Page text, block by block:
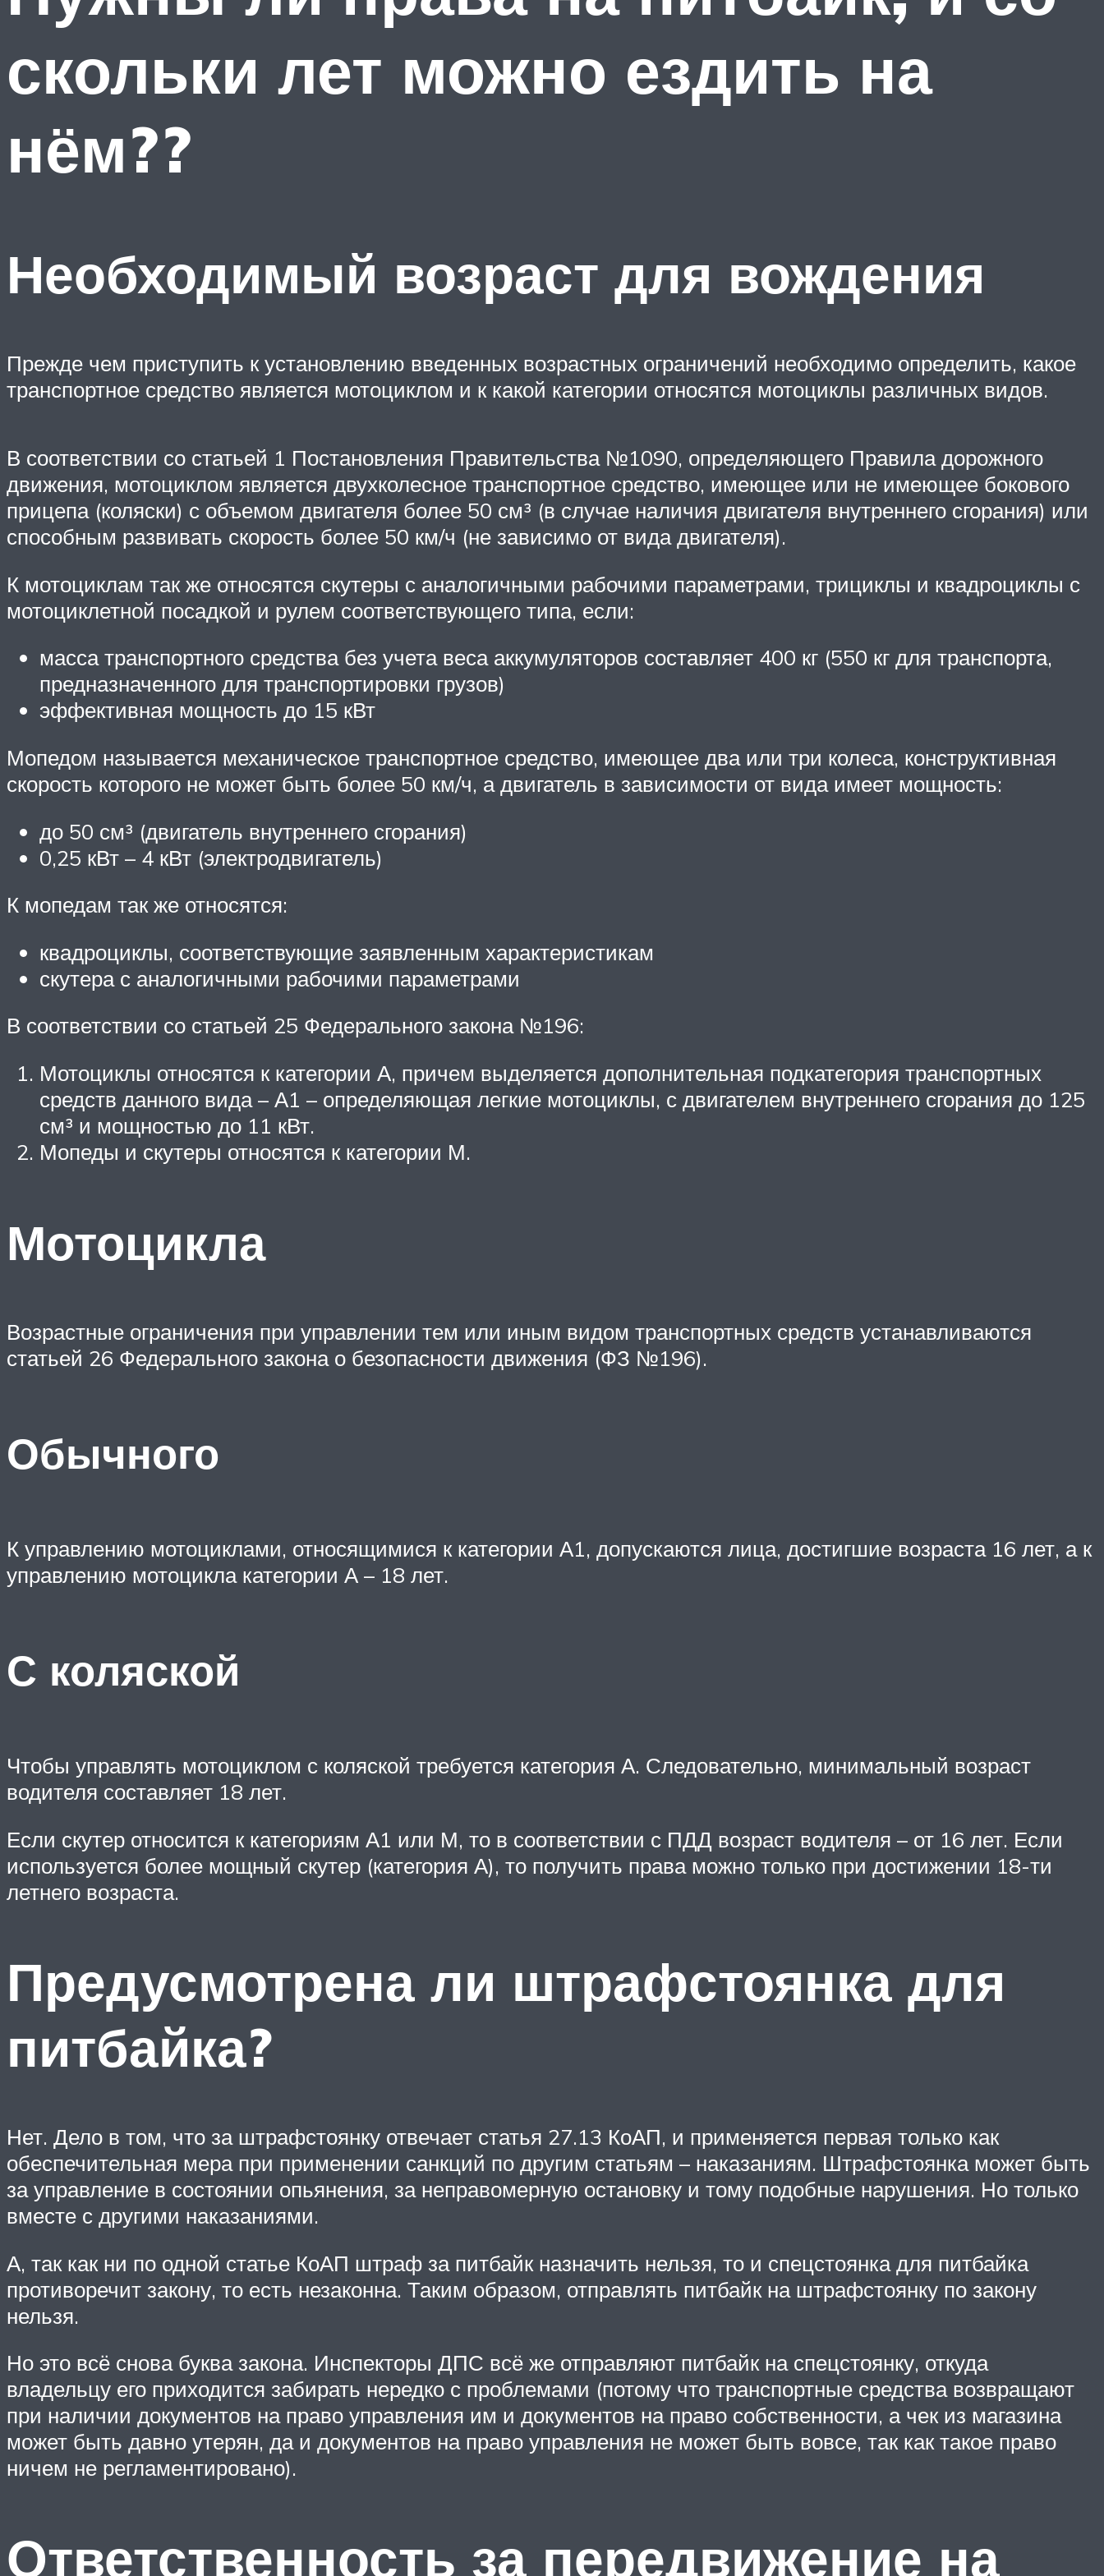
скольки лет можно ездить на
нём??
Необходимый возраст для вождения
Прежде чем приступить к установлению введенных возрастных ограничений необходимо определить, какое
транспортное средство является мотоциклом и к какой категории относятся мотоциклы различных видов.
В соответствии со статьей 1 Постановления Правительства №1090, определяющего Правила дорожного
движения, мотоциклом является двухколесное транспортное средство, имеющее или не имеющее бокового
прицепа (коляски) с объемом двигателя более 50 см³ (в случае наличия двигателя внутреннего сгорания) или
способным развивать скорость более 50 км/ч (не зависимо от вида двигателя).
К мотоциклам так же относятся скутеры с аналогичными рабочими параметрами, трициклы и квадроциклы с
мотоциклетной посадкой и рулем соответствующего типа, если:
масса транспортного средства без учета веса аккумуляторов составляет 400 кг (550 кг для транспорта,
предназначенного для транспортировки грузов)
эффективная мощность до 15 кВт
Мопедом называется механическое транспортное средство, имеющее два или три колеса, конструктивная
скорость которого не может быть более 50 км/ч, а двигатель в зависимости от вида имеет мощность:
до 50 см³ (двигатель внутреннего сгорания)
0,25 кВт – 4 кВт (электродвигатель)
К мопедам так же относятся:
квадроциклы, соответствующие заявленным характеристикам
скутера с аналогичными рабочими параметрами
В соответствии со статьей 25 Федерального закона №196:
Мотоциклы относятся к категории А, причем выделяется дополнительная подкатегория транспортных
средств данного вида – А1 – определяющая легкие мотоциклы, с двигателем внутреннего сгорания до 125
см³ и мощностью до 11 кВт.
Мопеды и скутеры относятся к категории М.
Мотоцикла
Возрастные ограничения при управлении тем или иным видом транспортных средств устанавливаются
статьей 26 Федерального закона о безопасности движения (ФЗ №196).
Обычного
К управлению мотоциклами, относящимися к категории А1, допускаются лица, достигшие возраста 16 лет, а к
управлению мотоцикла категории А – 18 лет.
С коляской
Чтобы управлять мотоциклом с коляской требуется категория А. Следовательно, минимальный возраст
водителя составляет 18 лет.
Если скутер относится к категориям А1 или М, то в соответствии с ПДД возраст водителя – от 16 лет. Если
используется более мощный скутер (категория А), то получить права можно только при достижении 18-ти
летнего возраста.
Предусмотрена ли штрафстоянка для
питбайка?
Нет. Дело в том, что за штрафстоянку отвечает статья 27.13 КоАП, и применяется первая только как
обеспечительная мера при применении санкций по другим статьям – наказаниям. Штрафстоянка может быть
за управление в состоянии опьянения, за неправомерную остановку и тому подобные нарушения. Но только
вместе с другими наказаниями.
А, так как ни по одной статье КоАП штраф за питбайк назначить нельзя, то и спецстоянка для питбайка
противоречит закону, то есть незаконна. Таким образом, отправлять питбайк на штрафстоянку по закону
нельзя.
Но это всё снова буква закона. Инспекторы ДПС всё же отправляют питбайк на спецстоянку, откуда
владельцу его приходится забирать нередко с проблемами (потому что транспортные средства возвращают
при наличии документов на право управления им и документов на право собственности, а чек из магазина
может быть давно утерян, да и документов на право управления не может быть вовсе, так как такое право
ничем не регламентировано).
Ответственность за передвижение на